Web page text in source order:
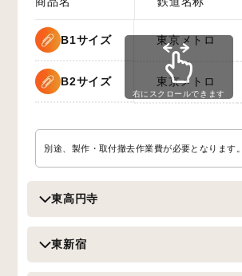
B1サイズ 東京メトロ
B2サイズ 東京メトロ
右にスクロールできます
別途、製作・取付撤去作業費が必要となります。
東高円寺
東新宿